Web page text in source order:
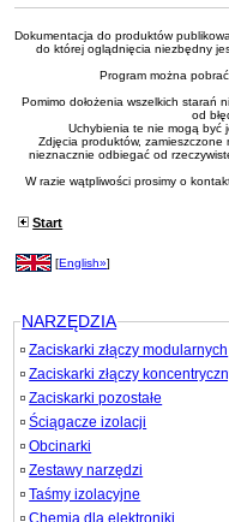
Dokumentacja do produktów
do której oglądnięcia niezbędny
Program można
Pomimo dołożenia wszelkich starań
od
Uchybienia te nie mogą być
Zdjęcia produktów,
nieznacznie odbiegać od
W razie wątpliwości prosimy o
Start
[English»]
NARZĘDZIA
Zaciskarki złączy modularnych
Zaciskarki złączy
Zaciskarki pozostałe
Ściągacze izolacji
Obcinarki
Zestawy narzędzi
Taśmy izolacyjne